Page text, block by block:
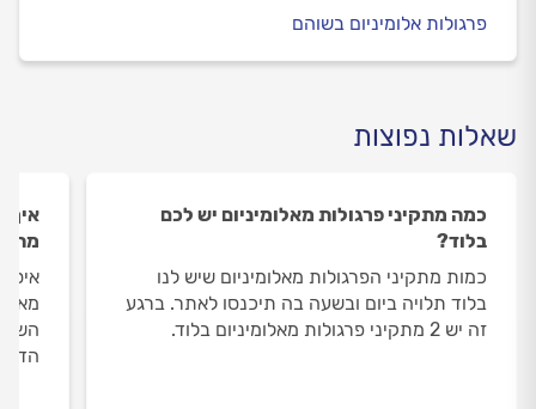
פרגולות אלומיניום בשוהם
שאלות נפוצות
כמה מתקיני פרגולות מאלומיניום יש לכם
בלוד?
כמות מתקיני הפרגולות מאלומיניום שיש לנו
בלוד תלויה ביום ובשעה בה תיכנסו לאתר. ברגע
זה יש 2 מתקיני פרגולות מאלומיניום בלוד.
איך